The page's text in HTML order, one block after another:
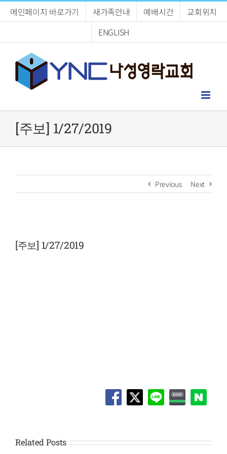
메인페이지 바로가기 새가족안내 예배시간
교회위치
ENGLISH
[주보] 1/27/2019
Previous Next
Larger
Image
[주보] 1/27/2019
Related Posts